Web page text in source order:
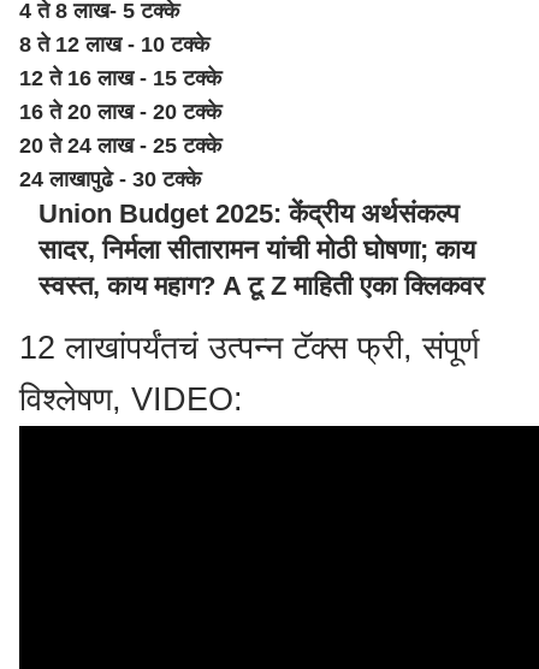
4 ते 8 लाख- 5 टक्के
8 ते 12 लाख - 10 टक्के
12 ते 16 लाख - 15 टक्के
16 ते 20 लाख - 20 टक्के
20 ते 24 लाख - 25 टक्के
24 लाखापुढे - 30 टक्के
Union Budget 2025: केंद्रीय अर्थसंकल्प
सादर, निर्मला सीतारामन यांची मोठी घोषणा; काय
स्वस्त, काय महाग? A टू Z माहिती एका क्लिकवर
12 लाखांपर्यंतचं उत्पन्न टॅक्स फ्री, संपूर्ण
विश्लेषण, VIDEO: